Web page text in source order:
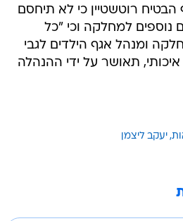
רוטשטיין כי לא תיחסם
נוספים למחלקה וכי "כל
ומנהל אגף הילדים לגבי
תאושר על ידי ההנהלה
יעקב ליצמן